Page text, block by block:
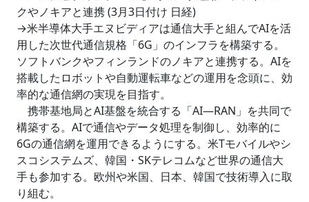
クやノキアと連携 (3月3日付け 日経)
→米半導体大手エヌビディアは通信大手と組んでAIを活
用した次世代通信規格「6G」のインフラを構築する。
ソフトバンクやフィンランドのノキアと連携する。AIを
搭載したロボットや自動運転車などの運用を念頭に、効
率的な通信網の実現を目指す。
携帯基地局とAI基盤を統合する「AI―RAN」を共同で
構築する。AIで通信やデータ処理を制御し、効率的に
6Gの通信網を運用できるようにする。米Tモバイルやシ
スコシステムズ、韓国・SKテレコムなど世界の通信大
手も参加する。欧州や米国、日本、韓国で技術導入に取
り組む。